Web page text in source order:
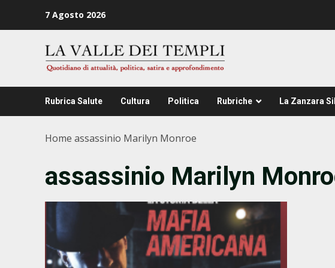
7 Agosto 2026
Rubrica Salute Cultura Politica Rubriche La Zanzara
Home assassinio Marilyn Monroe
assassinio Marilyn